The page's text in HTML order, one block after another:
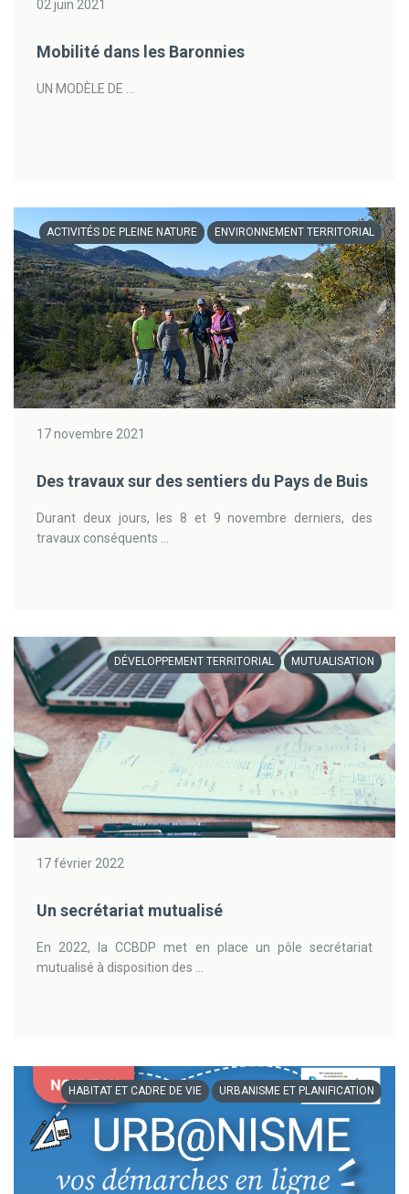
02 juin 2021
Mobilité dans les Baronnies
UN MODÈLE DE ...
ACTIVITÉS DE PLEINE NATURE ENVIRONNEMENT TERRITORIAL
17 novembre 2021
Des travaux sur des sentiers du Pays de Buis
Durant deux jours, les 8 et 9 novembre derniers, des
travaux conséquents ...
DÉVELOPPEMENT TERRITORIAL MUTUALISATION
17 février 2022
Un secrétariat mutualisé
En 2022, la CCBDP met en place un pôle secrétariat
mutualisé à disposition des ...
HABITAT ET CADRE DE VIE URBANISME ET PLANIFICATION